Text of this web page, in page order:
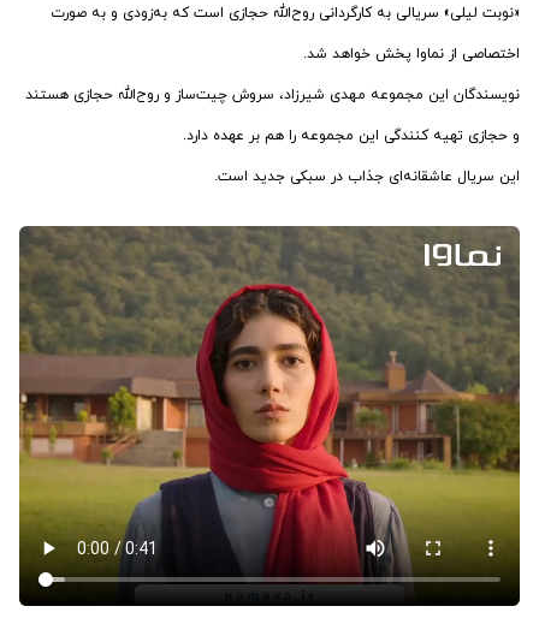
«نوبت لیلی» سریالی به کارگردانی روح‌الله حجازی است که به‌زودی و به صورت
اختصاصی از نماوا پخش خواهد شد.
نویسندگان این مجموعه مهدی شیرزاد، سروش چیت‌ساز و روح‌الله حجازی هستند
و حجازی تهیه کنندگی این مجموعه را هم بر عهده دارد.
این سریال عاشقانه‌ای جذاب در سبکی جدید است.